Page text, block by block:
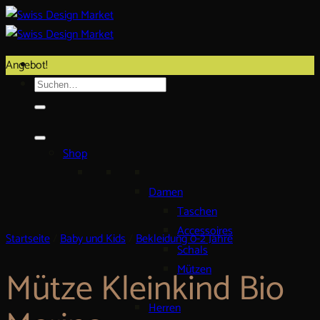
Zum
Inhalt
springen
Suche
nach:
Shop
Damen
Taschen
Accessoires
Schals
Mützen
Herren
Angebot!
Startseite Baby und Kids Bekleidung 0-2 Jahre
Mütze Kleinkind Bio